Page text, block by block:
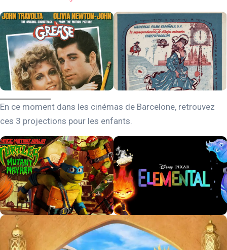
En ce moment dans les cinémas de Barcelone, retrouvez
ces 3 projections pour les enfants.